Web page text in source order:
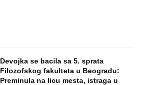
Devojka se bacila sa 5. sprata
Filozofskog fakulteta u Beogradu:
Preminula na licu mesta, istraga u